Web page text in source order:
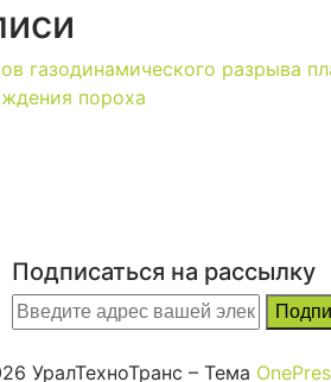
газодинамического разрыва
пороха
Подписаться на рассылку
УралТехноТранс – Тема